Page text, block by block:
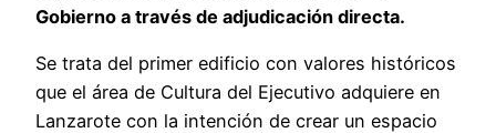
Gobierno a través de adjudicación directa.
Se trata del primer edificio con valores históricos
que el área de Cultura del Ejecutivo adquiere en
Lanzarote con la intención de crear un espacio